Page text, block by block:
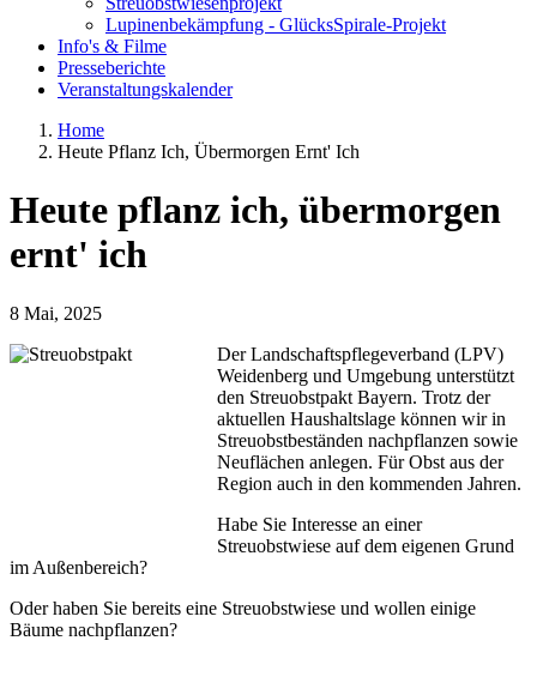
Lupinenbekämpfung - GlücksSpirale-Projekt
Info's & Filme
Presseberichte
Veranstaltungskalender
Pfadnavigation
Home
Heute Pflanz Ich, Übermorgen Ernt' Ich
Heute pflanz ich, übermorgen
ernt' ich
8 Mai, 2025
Der Landschaftspflegeverband (LPV)
Weidenberg und Umgebung unterstützt
den Streuobstpakt Bayern. Trotz der
aktuellen Haushaltslage können wir in
Streuobstbeständen nachpflanzen sowie
Neuflächen anlegen. Für Obst aus der
Region auch in den kommenden Jahren.
Habe Sie Interesse an einer
Streuobstwiese auf dem eigenen Grund
im Außenbereich?
Oder haben Sie bereits eine Streuobstwiese und wollen einige
Bäume nachpflanzen?